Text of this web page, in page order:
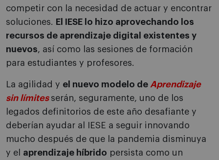
competir con la necesidad de actuar y encontrar
soluciones. El IESE lo hizo aprovechando los
recursos de aprendizaje digital existentes y
nuevos, así como las sesiones de formación
para estudiantes y profesores.
La agilidad y el nuevo modelo de Aprendizaje
sin límites serán, seguramente, uno de los
legados definitorios de este año desafiante y
deberían ayudar al IESE a seguir innovando
mucho después de que la pandemia disminuya
y el aprendizaje híbrido persista como un